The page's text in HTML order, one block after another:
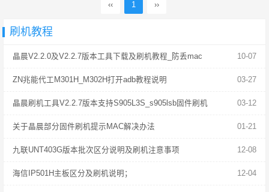
‹‹ 1 ››
刷机教程
10-07
晶晨V2.2.0及V2.2.7版本工具下载及刷机教程_防丢mac
03-27
ZN兆能代工M301H_M302H打开adb教程说明
03-12
晶晨刷机工具V2.2.7版本支持S905L3S_s905lsb固件刷机
01-21
关于晶晨部分固件刷机提示MAC解决办法
12-08
九联UNT403G版本批次区分说明及刷机注意事项
12-04
海信IP501H主板区分及刷机说明；